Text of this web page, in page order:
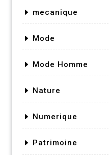
mecanique
Mode
Mode Homme
Nature
Numerique
Patrimoine